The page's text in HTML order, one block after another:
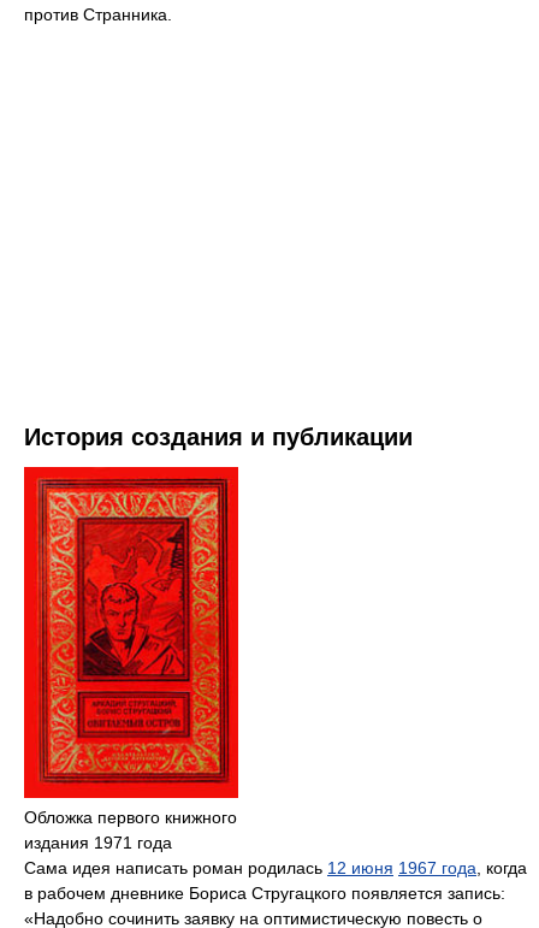
против Странника.
История создания и публикации
Обложка первого книжного
издания 1971 года
Сама идея написать роман родилась 12 июня 1967 года , когда
в рабочем дневнике Бориса Стругацкого появляется запись:
«Надобно сочинить заявку на оптимистическую повесть о